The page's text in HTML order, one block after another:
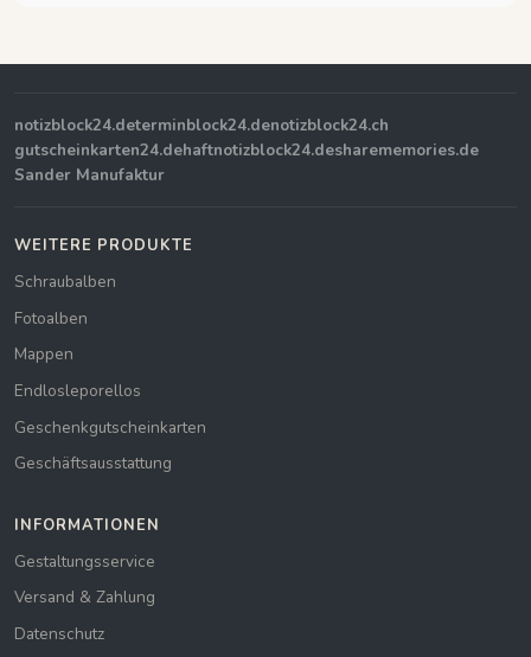
notizblock24.determinblock24.denotizblock24.ch
gutscheinkarten24.dehaftnotizblock24.desharememories.de
Sander Manufaktur
WEITERE PRODUKTE
Schraubalben
Fotoalben
Mappen
Endlosleporellos
Geschenkgutscheinkarten
Geschäftsausstattung
INFORMATIONEN
Gestaltungsservice
Versand & Zahlung
Datenschutz